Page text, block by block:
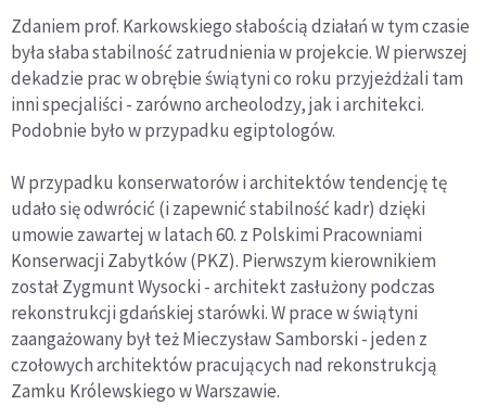
Zdaniem prof. Karkowskiego słabością działań w tym czasie
była słaba stabilność zatrudnienia w projekcie. W pierwszej
dekadzie prac w obrębie świątyni co roku przyjeżdżali tam
inni specjaliści - zarówno archeolodzy, jak i architekci.
Podobnie było w przypadku egiptologów.
W przypadku konserwatorów i architektów tendencję tę
udało się odwrócić (i zapewnić stabilność kadr) dzięki
umowie zawartej w latach 60. z Polskimi Pracowniami
Konserwacji Zabytków (PKZ). Pierwszym kierownikiem
został Zygmunt Wysocki - architekt zasłużony podczas
rekonstrukcji gdańskiej starówki. W prace w świątyni
zaangażowany był też Mieczysław Samborski - jeden z
czołowych architektów pracujących nad rekonstrukcją
Zamku Królewskiego w Warszawie.